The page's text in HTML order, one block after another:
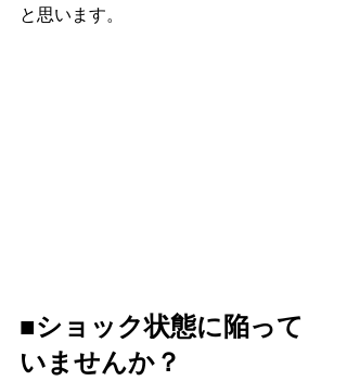
と思います。
■ショック状態に陥って
いませんか？